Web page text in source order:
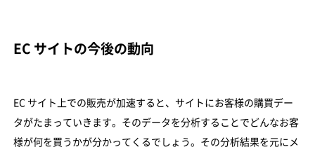
EC サイトの今後の動向
EC サイト上での販売が加速すると、サイトにお客様の購買デー
タがたまっていきます。そのデータを分析することでどんなお客
様が何を買うかが分かってくるでしょう。その分析結果を元にメ